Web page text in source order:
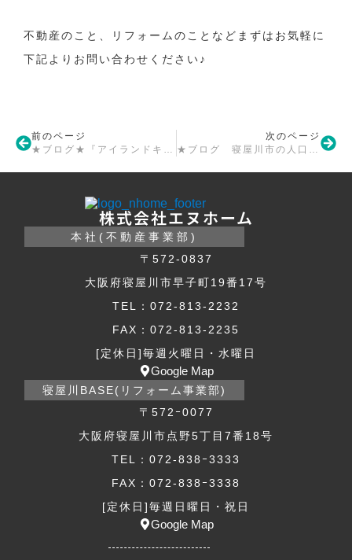
不動産のこと、リフォームのことなどまずはお気軽に
下記よりお問い合わせください♪
前のページ
次のページ
株式会社エヌホーム
本社(不動産事業部)
〒572-0837
大阪府寝屋川市早子町19番17号
TEL：072-813-2232
FAX：072-813-2235
[定休日]毎週火曜日・水曜日
Google Map
寝屋川BASE(リフォーム事業部)
〒572ｰ0077
大阪府寝屋川市点野5丁目7番18号
TEL：072-838ｰ3333
FAX：072-838ｰ3338
[定休日]毎週日曜日・祝日
Google Map